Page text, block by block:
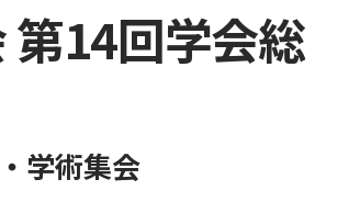
第14回学会総
学術集会